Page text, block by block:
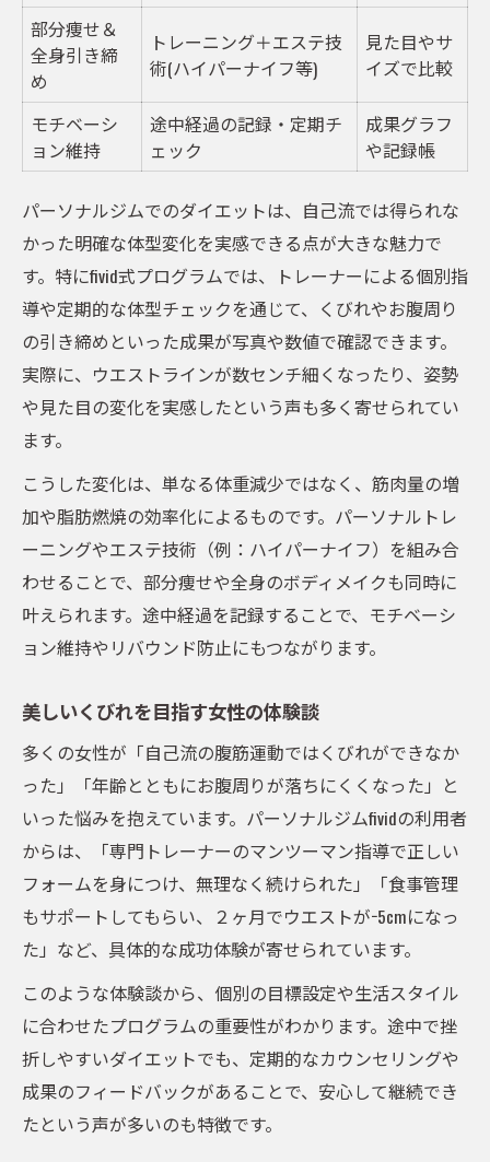
部分痩せ＆
全身引き締
め
トレーニング＋エステ技
術(ハイパーナイフ等)
見た目やサ
イズで比較
モチベーシ
ョン維持
途中経過の記録・定期チ
ェック
成果グラフ
や記録帳
パーソナルジムでのダイエットは、自己流では得られな
かった明確な体型変化を実感できる点が大きな魅力で
す。特にfivid式プログラムでは、トレーナーによる個別指
導や定期的な体型チェックを通じて、くびれやお腹周り
の引き締めといった成果が写真や数値で確認できます。
実際に、ウエストラインが数センチ細くなったり、姿勢
や見た目の変化を実感したという声も多く寄せられてい
ます。
こうした変化は、単なる体重減少ではなく、筋肉量の増
加や脂肪燃焼の効率化によるものです。パーソナルトレ
ーニングやエステ技術（例：ハイパーナイフ）を組み合
わせることで、部分痩せや全身のボディメイクも同時に
叶えられます。途中経過を記録することで、モチベーシ
ョン維持やリバウンド防止にもつながります。
美しいくびれを目指す女性の体験談
多くの女性が「自己流の腹筋運動ではくびれができなか
った」「年齢とともにお腹周りが落ちにくくなった」と
いった悩みを抱えています。パーソナルジムfividの利用者
からは、「専門トレーナーのマンツーマン指導で正しい
フォームを身につけ、無理なく続けられた」「食事管理
もサポートしてもらい、２ヶ月でウエストが−5cmになっ
た」など、具体的な成功体験が寄せられています。
このような体験談から、個別の目標設定や生活スタイル
に合わせたプログラムの重要性がわかります。途中で挫
折しやすいダイエットでも、定期的なカウンセリングや
成果のフィードバックがあることで、安心して継続でき
たという声が多いのも特徴です。